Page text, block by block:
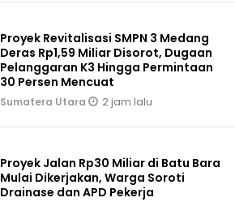
Proyek Revitalisasi SMPN 3 Medang
Deras Rp1,59 Miliar Disorot, Dugaan
Pelanggaran K3 Hingga Permintaan
30 Persen Mencuat
Sumatera Utara 2 jam lalu
Proyek Jalan Rp30 Miliar di Batu Bara
Mulai Dikerjakan, Warga Soroti
Drainase dan APD Pekerja